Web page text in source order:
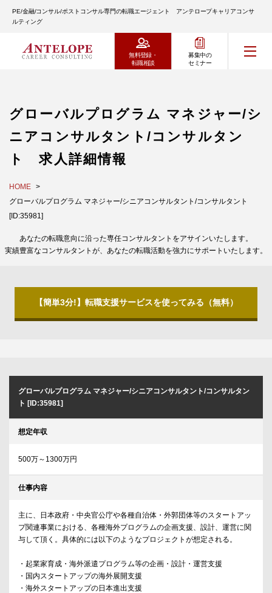
PE/金融/コンサル/ポストコンサル専門の転職エージェント アンテロープキャリアコンサ
ルティング
無料登録・
転職相談
募集中の
セミナー
グローバルプログラム マネジャー/シ
ニアコンサルタント/コンサルタン
ト 求人詳細情報
HOME
グローバルプログラム マネジャー/シニアコンサルタント/コンサルタント
[ID:35981]
あなたの転職意向に沿った専任コンサルタントをアサインいたします。
実績豊富なコンサルタントが、あなたの転職活動を強力にサポートいたします。
【簡単3分!】転職支援サービスを使ってみる（無料）
グローバルプログラム マネジャー/シニアコンサルタント/コンサルタン
ト [ID:35981]
想定年収
500万～1300万円
仕事内容
主に、日本政府・中央官公庁や各種自治体・外郭団体等のスタートアッ
プ関連事業における、各種海外プログラムの企画支援、設計、運営に関
与して頂く。具体的には以下のようなプロジェクトが想定される。
・起業家育成・海外派遣プログラム等の企画・設計・運営支援
・国内スタートアップの海外展開支援
・海外スタートアップの日本進出支援